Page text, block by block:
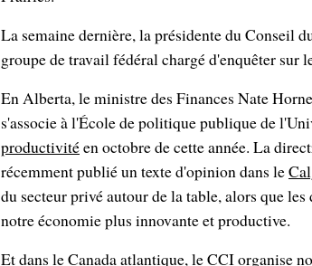
La semaine dernière, la présidente du Conseil
groupe de travail fédéral chargé d'enquêter sur
En Alberta, le ministre des Finances Nate
s'associe à l'École de politique publique de
productivitéen octobre de cette année. La
récemment publié un texte d'opinion dans le
du secteur privé autour de la table, alors que
notre économie plus innovante et productive.
Et dans le Canada atlantique, le CCI organise